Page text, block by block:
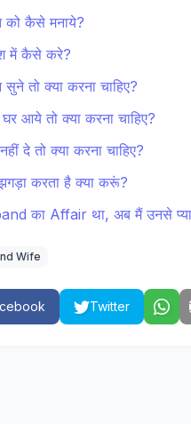
को कैसे मनाये?
में कैसे करे?
सुने तो क्या करना चाहिए?
आये तो क्या करना चाहिए?
दे तो क्या करना चाहिए?
करता है क्या करूं?
का Affair था, अब मैं उनसे
Wife
Twitter